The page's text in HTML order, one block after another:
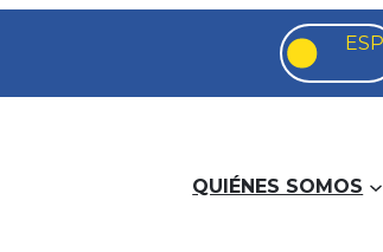
QUIÉNES SOMOS